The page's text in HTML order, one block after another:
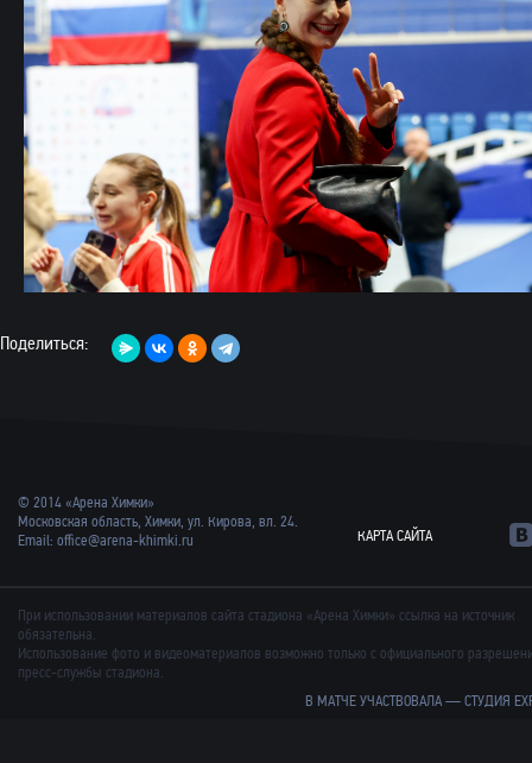
Поделиться:
© 2014 «Арена Химки»
Московская область, Химки, ул. Кирова, вл. 24.
Email: office@arena-khimki.ru КАРТА САЙТА
При использовании материалов сайта стадиона «Арена Химки» ссылка на источник
обязательна.
Использование фото и видеоматериалов возможно только с официального
пресс-службы стадиона.
В МАТЧЕ УЧАСТВОВАЛА —СТУДИЯ